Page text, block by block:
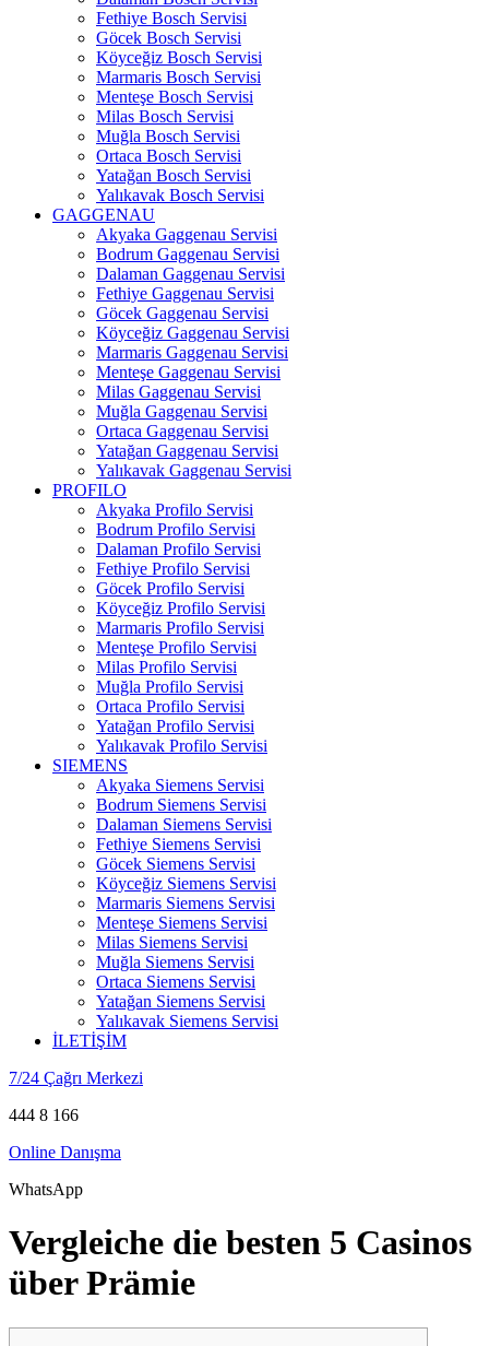
Fethiye Bosch Servisi
Göcek Bosch Servisi
Köyceğiz Bosch Servisi
Marmaris Bosch Servisi
Menteşe Bosch Servisi
Milas Bosch Servisi
Muğla Bosch Servisi
Ortaca Bosch Servisi
Yatağan Bosch Servisi
Yalıkavak Bosch Servisi
GAGGENAU
Akyaka Gaggenau Servisi
Bodrum Gaggenau Servisi
Dalaman Gaggenau Servisi
Fethiye Gaggenau Servisi
Göcek Gaggenau Servisi
Köyceğiz Gaggenau Servisi
Marmaris Gaggenau Servisi
Menteşe Gaggenau Servisi
Milas Gaggenau Servisi
Muğla Gaggenau Servisi
Ortaca Gaggenau Servisi
Yatağan Gaggenau Servisi
Yalıkavak Gaggenau Servisi
PROFILO
Akyaka Profilo Servisi
Bodrum Profilo Servisi
Dalaman Profilo Servisi
Fethiye Profilo Servisi
Göcek Profilo Servisi
Köyceğiz Profilo Servisi
Marmaris Profilo Servisi
Menteşe Profilo Servisi
Milas Profilo Servisi
Muğla Profilo Servisi
Ortaca Profilo Servisi
Yatağan Profilo Servisi
Yalıkavak Profilo Servisi
SIEMENS
Akyaka Siemens Servisi
Bodrum Siemens Servisi
Dalaman Siemens Servisi
Fethiye Siemens Servisi
Göcek Siemens Servisi
Köyceğiz Siemens Servisi
Marmaris Siemens Servisi
Menteşe Siemens Servisi
Milas Siemens Servisi
Muğla Siemens Servisi
Ortaca Siemens Servisi
Yatağan Siemens Servisi
Yalıkavak Siemens Servisi
İLETİŞİM
7/24 Çağrı Merkezi
444 8 166
Online Danışma
WhatsApp
Vergleiche die besten 5 Casinos
über Prämie